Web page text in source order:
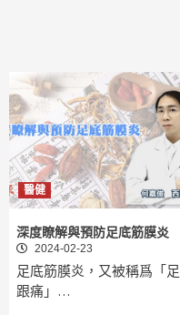
醫健
深度瞭解與預防足底筋膜炎
2024-02-23
足底筋膜炎，又被稱爲「足
跟痛」…